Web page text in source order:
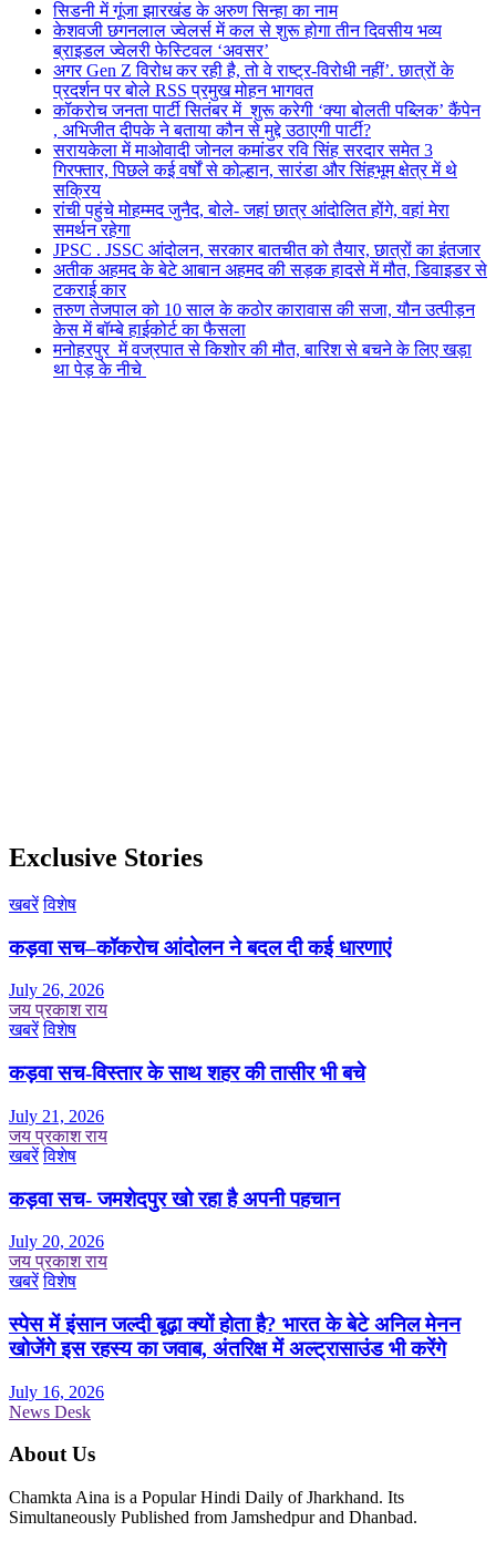
सिडनी में गूंजा झारखंड के अरुण सिन्हा का नाम
केशवजी छगनलाल ज्वेलर्स में कल से शुरू होगा तीन दिवसीय भव्य
ब्राइडल ज्वेलरी फेस्टिवल ‘अवसर’
अगर Gen Z विरोध कर रही है, तो वे राष्ट्र-विरोधी नहीं’. छात्रों के
प्रदर्शन पर बोले RSS प्रमुख मोहन भागवत
कॉकरोच जनता पार्टी सितंबर में शुरू करेगी ‘क्या बोलती पब्लिक’ कैंपेन
, अभिजीत दीपके ने बताया कौन से मुद्दे उठाएगी पार्टी?
सरायकेला में माओवादी जोनल कमांडर रवि सिंह सरदार समेत 3
गिरफ्तार, पिछले कई वर्षों से कोल्हान, सारंडा और सिंहभूम क्षेत्र में थे
सक्रिय
रांची पहुंचे मोहम्मद जुनैद, बोले- जहां छात्र आंदोलित होंगे, वहां मेरा
समर्थन रहेगा
JPSC . JSSC आंदोलन, सरकार बातचीत को तैयार, छात्रों का इंतजार
अतीक अहमद के बेटे आबान अहमद की सड़क हादसे में मौत, डिवाइडर से
टकराई कार
तरुण तेजपाल को 10 साल के कठोर कारावास की सजा, यौन उत्पीड़न
केस में बॉम्बे हाईकोर्ट का फैसला
मनोहरपुर में वज्रपात से किशोर की मौत, बारिश से बचने के लिए खड़ा
था पेड़ के नीचे
Exclusive Stories
खबरें विशेष
कड़वा सच–कॉकरोच आंदोलन ने बदल दी कई धारणाएं
July 26, 2026
जय प्रकाश राय
खबरें विशेष
कड़वा सच-विस्तार के साथ शहर की तासीर भी बचे
July 21, 2026
जय प्रकाश राय
खबरें विशेष
कड़वा सच- जमशेदपुर खो रहा है अपनी पहचान
July 20, 2026
जय प्रकाश राय
खबरें विशेष
स्पेस में इंसान जल्दी बूढ़ा क्यों होता है? भारत के बेटे अनिल मेनन
खोजेंगे इस रहस्य का जवाब, अंतरिक्ष में अल्ट्रासाउंड भी करेंगे
July 16, 2026
News Desk
About Us
Chamkta Aina is a Popular Hindi Daily of Jharkhand. Its
Simultaneously Published from Jamshedpur and Dhanbad.